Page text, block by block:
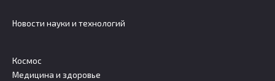
Новости науки и технологий
Космос
Медицина и здоровье